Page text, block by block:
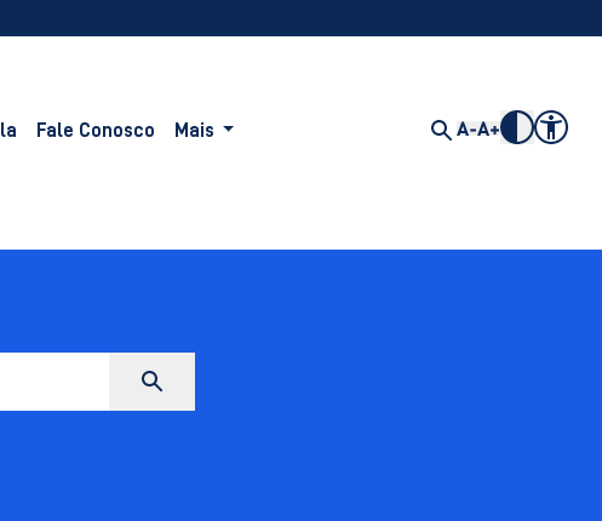
Fale Conosco Mais